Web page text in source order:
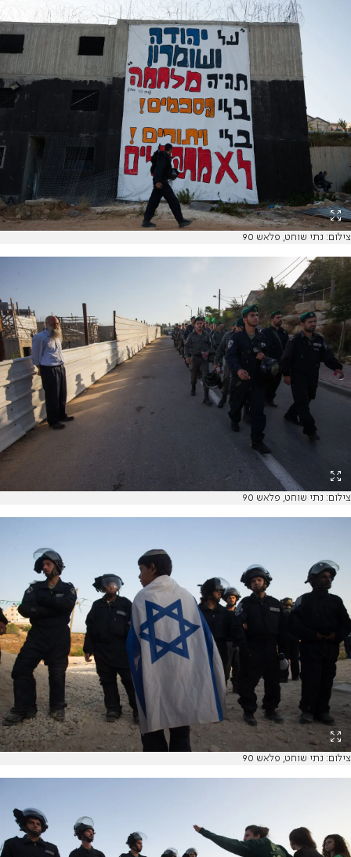
צילום: נתי שוחט, פלאש 90
צילום: נתי שוחט, פלאש 90
צילום: נתי שוחט, פלאש 90